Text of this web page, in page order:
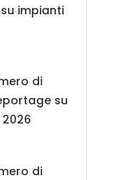
impianti
di
su
di